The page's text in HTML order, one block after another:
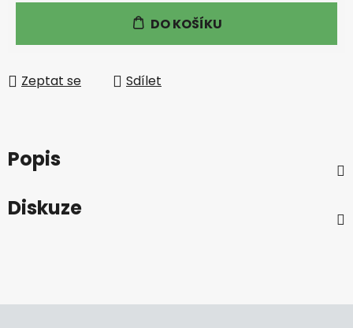
DO KOŠÍKU
Zeptat se Sdílet
Popis
Diskuze